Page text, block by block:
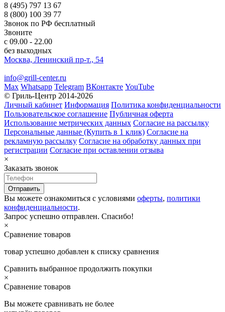
8 (495) 797 13 67
8 (800) 100 39 77
Звонок по РФ бесплатный
Звоните
с 09.00 - 22.00
без выходных
Москва, Ленинский пр-т., 54
info@grill-center.ru
Max Whatsapp Telegram ВКонтакте YouTube
© Гриль-Центр 2014-2026
Личный кабинет Информация Политика конфиденциальности
Пользовательское соглашение Публичная оферта
Использование метрических данных Согласие на рассылку
Персональные данные (Купить в 1 клик) Согласие на
рекламную рассылку Согласие на обработку данных при
регистрации Согласие при оставлении отзыва
×
Заказать звонок
Вы можете ознакомиться с условиями оферты, политики
конфиденциальности.
Запрос успешно отправлен. Спасибо!
×
Сравнение товаров
товар успешно добавлен к списку сравнения
Сравнить выбранное продолжить покупки
×
Сравнение товаров
Вы можете сравнивать не более